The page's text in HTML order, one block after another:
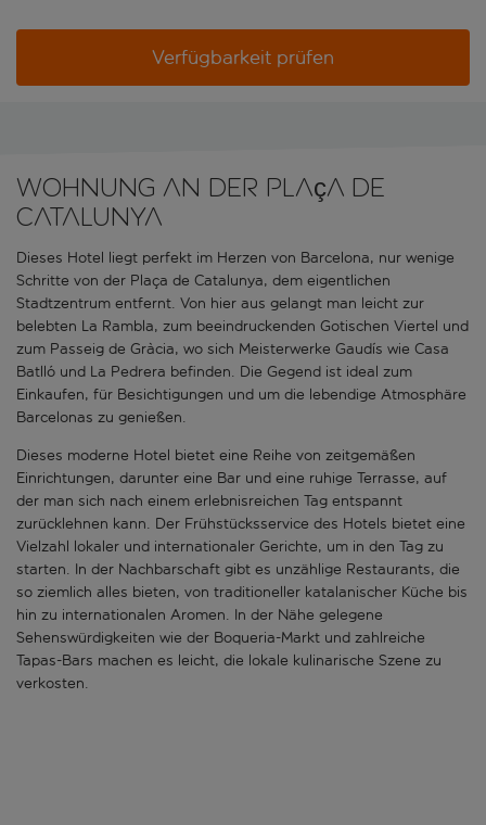
Verfügbarkeit prüfen
Wohnung an der Plaça de
Catalunya
Dieses Hotel liegt perfekt im Herzen von Barcelona, nur wenige
Schritte von der Plaça de Catalunya, dem eigentlichen
Stadtzentrum entfernt. Von hier aus gelangt man leicht zur
belebten La Rambla, zum beeindruckenden Gotischen Viertel und
zum Passeig de Gràcia, wo sich Meisterwerke Gaudís wie Casa
Batlló und La Pedrera befinden. Die Gegend ist ideal zum
Einkaufen, für Besichtigungen und um die lebendige Atmosphäre
Barcelonas zu genießen.
Dieses moderne Hotel bietet eine Reihe von zeitgemäßen
Einrichtungen, darunter eine Bar und eine ruhige Terrasse, auf
der man sich nach einem erlebnisreichen Tag entspannt
zurücklehnen kann. Der Frühstücksservice des Hotels bietet eine
Vielzahl lokaler und internationaler Gerichte, um in den Tag zu
starten. In der Nachbarschaft gibt es unzählige Restaurants, die
so ziemlich alles bieten, von traditioneller katalanischer Küche bis
hin zu internationalen Aromen. In der Nähe gelegene
Sehenswürdigkeiten wie der Boqueria-Markt und zahlreiche
Tapas-Bars machen es leicht, die lokale kulinarische Szene zu
verkosten.